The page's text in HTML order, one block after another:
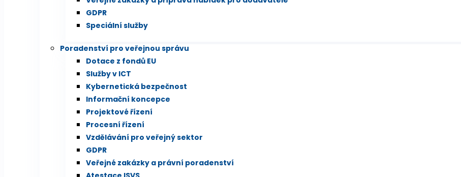
GDPR
Speciální služby
Poradenství pro veřejnou správu
Dotace z fondů EU
Služby v ICT
Kybernetická bezpečnost
Informační koncepce
Projektové řízení
Procesní řízení
Vzdělávání pro veřejný sektor
GDPR
Veřejné zakázky a právní poradenství